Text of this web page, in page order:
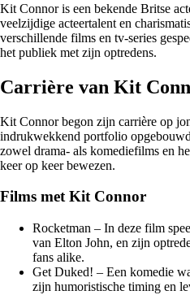
Kit Connor is een bekende Britse
veelzijdige acteertalent en
verschillende films en tv-series
het publiek met zijn optredens.
Carrière van Kit
Kit Connor begon zijn carrière op
indrukwekkend portfolio
zowel drama- als komediefilms en
keer op keer bewezen.
Films met Kit Connor
Rocketman – In deze film
van Elton John, en zijn
fans alike.
Get Duked! – Een komedie
zijn humoristische timing en